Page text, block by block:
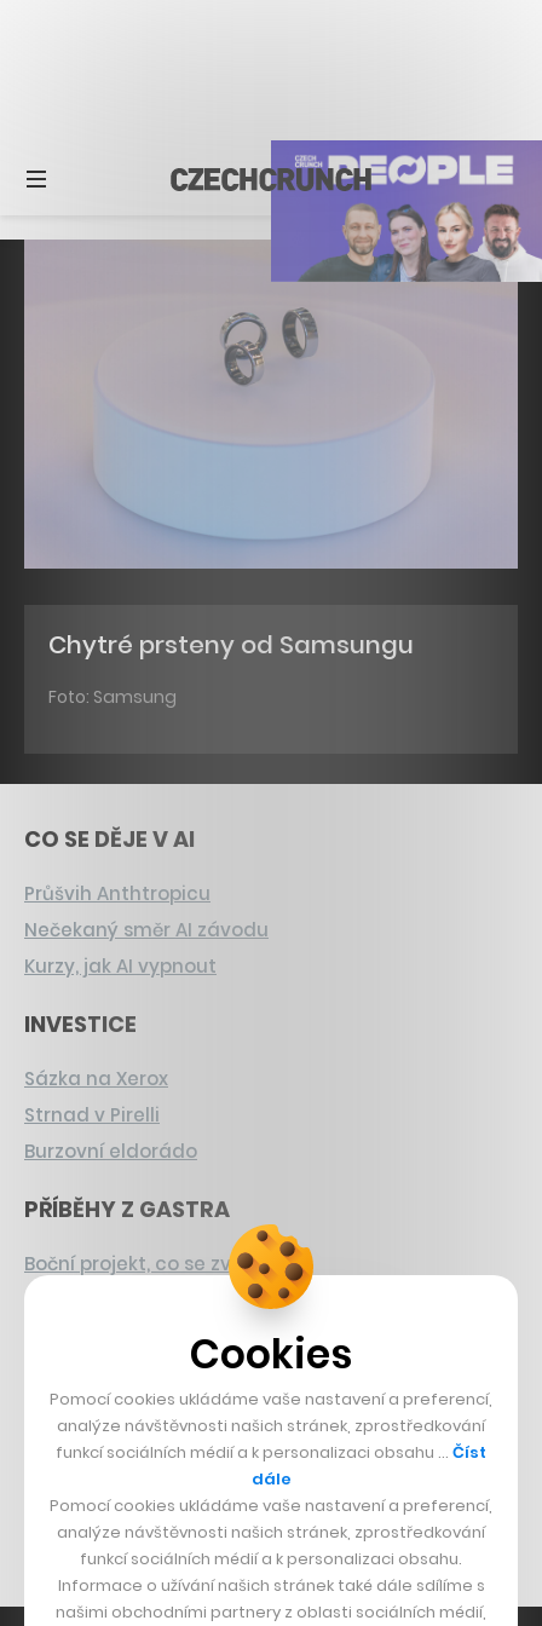
Chytré prsteny od Samsungu
Foto: Samsung
CO SE DĚJE V AI
Průšvih Anthtropicu
Nečekaný směr AI závodu
Kurzy, jak AI vypnout
INVESTICE
Sázka na Xerox
Strnad v Pirelli
Burzovní eldorádo
PŘÍBĚHY Z GASTRA
Boční projekt, co se zvrtnul
Francouzský šéfkuchař na Šumavě
Dva golfisti, co pečou
DESIGN
Bomma není tichá
Nábytek z betonu
Cookies
Pomocí cookies ukládáme vaše nastavení a preferencí,
analýze návštěvnosti našich stránek, zprostředkování
funkcí sociálních médií a k personalizaci obsahu … Číst
dále
Pomocí cookies ukládáme vaše nastavení a preferencí,
analýze návštěvnosti našich stránek, zprostředkování
funkcí sociálních médií a k personalizaci obsahu.
Informace o užívání našich stránek také dále sdílíme s
našimi obchodními partnery z oblasti sociálních médií,